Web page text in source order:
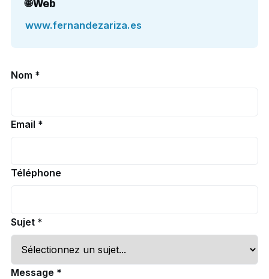
🌐 Web
www.fernandezariza.es
Nom *
Email *
Téléphone
Sujet *
Message *